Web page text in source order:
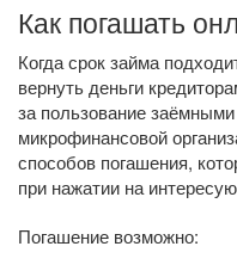
Как погашать
Когда срок займа
вернуть деньги
за пользование
микрофинансовой
способов погашения,
при нажатии на
Погашение возможно: